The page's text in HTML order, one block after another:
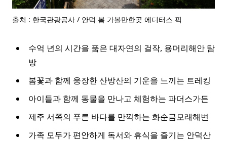
출처 : 한국관광공사 / 안덕 봄 가볼만한곳 에디터스 픽
수억 년의 시간을 품은 대자연의 걸작, 용머리해안 탐
방
봄꽃과 함께 웅장한 산방산의 기운을 느끼는 트레킹
아이들과 함께 동물을 만나고 체험하는 파더스가든
제주 서쪽의 푸른 바다를 만끽하는 화순금모래해변
가족 모두가 편안하게 독서와 휴식을 즐기는 안덕산